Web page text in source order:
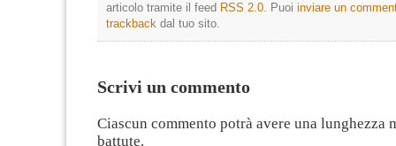
articolo tramite il feed RSS 2.0. Puoi inviare un
trackback dal tuo sito.
Scrivi un commento
Ciascun commento potrà avere una lunghezza
battute.